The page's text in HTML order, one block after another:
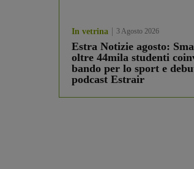
In vetrina 3 Agosto 2026
Estra Notizie agosto:
oltre 44mila studenti
bando per lo sport e
podcast Estrair